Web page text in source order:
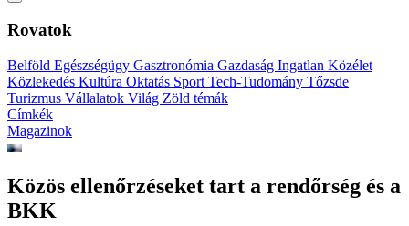
Rovatok
Belföld Egészségügy Gasztronómia Gazdaság Ingatlan Közélet
Közlekedés Kultúra Oktatás Sport Tech-Tudomány Tőzsde
Turizmus Vállalatok Világ Zöld témák
Címkék
Magazinok
Közös ellenőrzéseket tart a rendőrség és a
BKK